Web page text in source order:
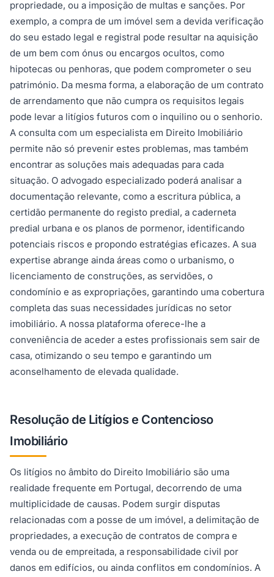
propriedade, ou a imposição de multas e sanções. Por
exemplo, a compra de um imóvel sem a devida verificação
do seu estado legal e registral pode resultar na aquisição
de um bem com ónus ou encargos ocultos, como
hipotecas ou penhoras, que podem comprometer o seu
património. Da mesma forma, a elaboração de um contrato
de arrendamento que não cumpra os requisitos legais
pode levar a litígios futuros com o inquilino ou o senhorio.
A consulta com um especialista em Direito Imobiliário
permite não só prevenir estes problemas, mas também
encontrar as soluções mais adequadas para cada
situação. O advogado especializado poderá analisar a
documentação relevante, como a escritura pública, a
certidão permanente do registo predial, a caderneta
predial urbana e os planos de pormenor, identificando
potenciais riscos e propondo estratégias eficazes. A sua
expertise abrange ainda áreas como o urbanismo, o
licenciamento de construções, as servidões, o
condomínio e as expropriações, garantindo uma cobertura
completa das suas necessidades jurídicas no setor
imobiliário. A nossa plataforma oferece-lhe a
conveniência de aceder a estes profissionais sem sair de
casa, otimizando o seu tempo e garantindo um
aconselhamento de elevada qualidade.
Resolução de Litígios e Contencioso
Imobiliário
Os litígios no âmbito do Direito Imobiliário são uma
realidade frequente em Portugal, decorrendo de uma
multiplicidade de causas. Podem surgir disputas
relacionadas com a posse de um imóvel, a delimitação de
propriedades, a execução de contratos de compra e
venda ou de empreitada, a responsabilidade civil por
danos em edifícios, ou ainda conflitos em condomínios. A